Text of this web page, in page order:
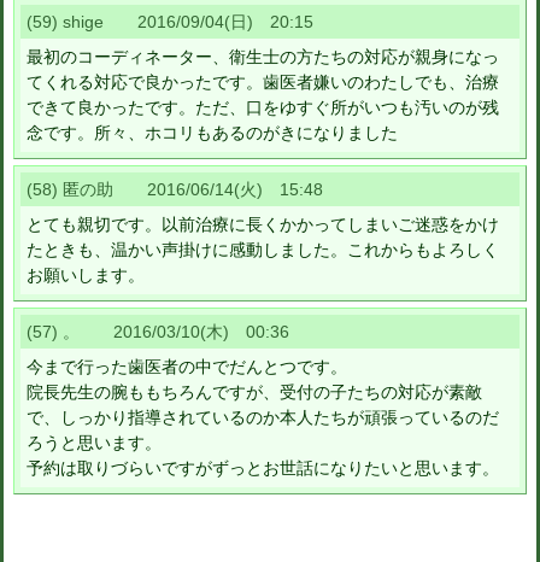
(59) shige 2016/09/04(日) 20:15
最初のコーディネーター、衛生士の方たちの対応が親身になっ
てくれる対応で良かったです。歯医者嫌いのわたしでも、治療
できて良かったです。ただ、口をゆすぐ所がいつも汚いのが残
念です。所々、ホコリもあるのがきになりました
(58) 匿の助 2016/06/14(火) 15:48
とても親切です。以前治療に長くかかってしまいご迷惑をかけ
たときも、温かい声掛けに感動しました。これからもよろしく
お願いします。
(57) 。 2016/03/10(木) 00:36
今まで行った歯医者の中でだんとつです。
院長先生の腕ももちろんですが、受付の子たちの対応が素敵
で、しっかり指導されているのか本人たちが頑張っているのだ
ろうと思います。
予約は取りづらいですがずっとお世話になりたいと思います。